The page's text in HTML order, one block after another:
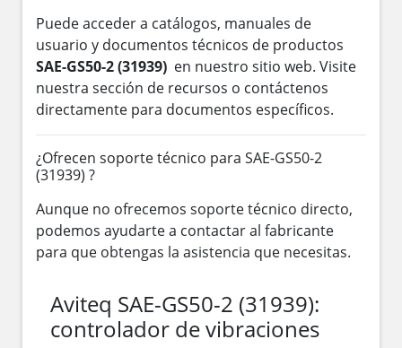
Puede acceder a catálogos, manuales de
usuario y documentos técnicos de productos
SAE-GS50-2 (31939) en nuestro sitio web. Visite
nuestra sección de recursos o contáctenos
directamente para documentos específicos.
¿Ofrecen soporte técnico para SAE-GS50-2
(31939) ?
Aunque no ofrecemos soporte técnico directo,
podemos ayudarte a contactar al fabricante
para que obtengas la asistencia que necesitas.
Aviteq SAE-GS50-2 (31939):
controlador de vibraciones